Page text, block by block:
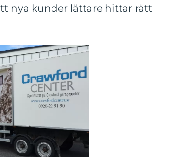
nya kunder lättare hittar rätt